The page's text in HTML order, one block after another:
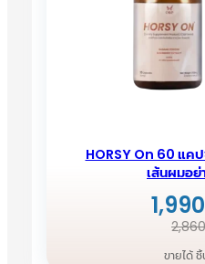
HORSY On 60 แค
เส้นผมอย่
ขายได้